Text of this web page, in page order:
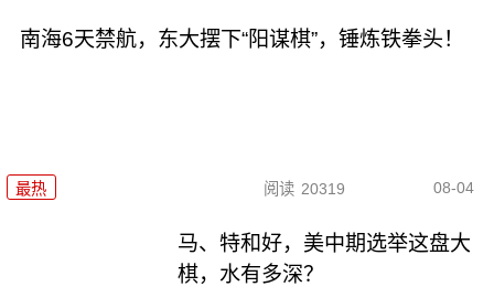
南海6天禁航，东大摆下“阳谋棋”，锤炼铁拳头！
最热 阅读 20319 08-04
马、特和好，美中期选举这盘大
棋，水有多深？